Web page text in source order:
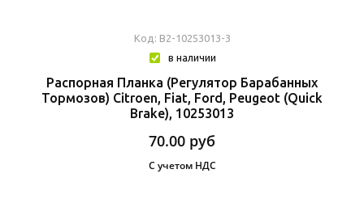
Код: В2-10253013-3
в наличии
Распорная Планка (Регулятор Барабанных
Тормозов) Citroen, Fiat, Ford, Peugeot (Quick
Brake), 10253013
70.00 руб
С учетом НДС